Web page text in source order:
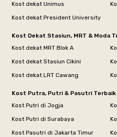
Kost dekat Unimus
Kost dekat President University
Kost Dekat Stasiun, MRT & Moda
Kost dekat MRT Blok A
Kost dekat Stasiun Cikini
Kost dekat LRT Cawang
Kost Putra, Putri & Pasutri Terbaik
Kost Putri di Jogja
Kost Putri di Surabaya
Kost Pasutri di Jakarta Timur